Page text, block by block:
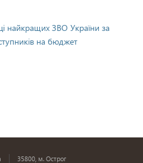
найкращих ЗВО України за
на бюджет
35800, м. Острог